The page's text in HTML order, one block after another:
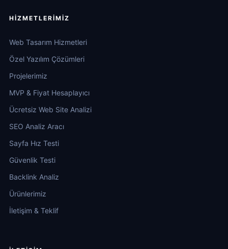
HIZMETLERIMIZ
Web Tasarım Hizmetleri
Özel Yazılım Çözümleri
Projelerimiz
MVP & Fiyat Hesaplayıcı
Ücretsiz Web Site Analizi
SEO Analiz Aracı
Sayfa Hız Testi
Güvenlik Testi
Backlink Analiz
Ürünlerimiz
İletişim & Teklif